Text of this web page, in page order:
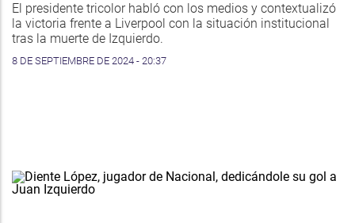
El presidente tricolor habló con los medios y contextualizó
la victoria frente a Liverpool con la situación institucional
tras la muerte de Izquierdo.
8 DE SEPTIEMBRE DE 2024 - 20:37